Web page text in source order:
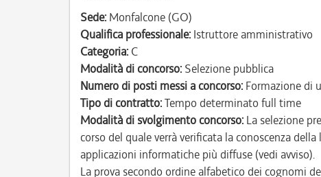
Sede: Monfalcone (GO)
Qualifica professionale: Istruttore amministrativo
Categoria: C
Modalità di concorso: Selezione pubblica
Numero di posti messi a concorso: Formazione di
Tipo di contratto:Tempo determinato full time
Modalità di svolgimento concorso: La selezione
corso del quale verrà verificata la conoscenza
applicazioni informatiche più diffuse (vedi avviso).
La prova secondo ordine alfabetico dei cognomi